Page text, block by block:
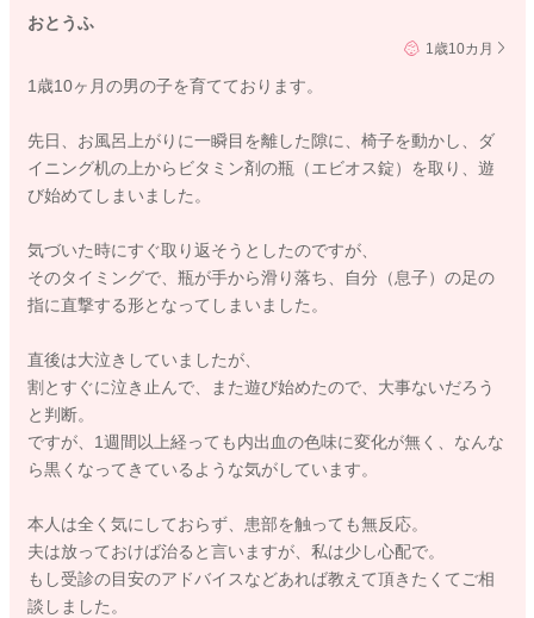
おとうふ
1歳10カ月
1歳10ヶ月の男の子を育てております。
先日、お風呂上がりに一瞬目を離した隙に、椅子を動かし、ダ
イニング机の上からビタミン剤の瓶（エビオス錠）を取り、遊
び始めてしまいました。
気づいた時にすぐ取り返そうとしたのですが、
そのタイミングで、瓶が手から滑り落ち、自分（息子）の足の
指に直撃する形となってしまいました。
直後は大泣きしていましたが、
割とすぐに泣き止んで、また遊び始めたので、大事ないだろう
と判断。
ですが、1週間以上経っても内出血の色味に変化が無く、なんな
ら黒くなってきているような気がしています。
本人は全く気にしておらず、患部を触っても無反応。
夫は放っておけば治ると言いますが、私は少し心配で。
もし受診の目安のアドバイスなどあれば教えて頂きたくてご相
談しました。